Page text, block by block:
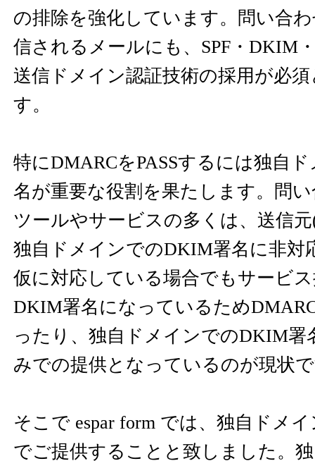
の排除を強化しています。問い合
信されるメールにも、SPF・DKIM
送信ドメイン認証技術の採用が必
す。
特にDMARCをPASSするには独自
名が重要な役割を果たします。問
ツールやサービスの多くは、送信
独自ドメインでのDKIM署名に非対
仮に対応している場合でもサービ
DKIM署名になっているため
ったり、独自ドメインでのDKIM署
みでの提供となっているのが現状
そこで espar form では、独自ドメ
でご提供することと致しました。